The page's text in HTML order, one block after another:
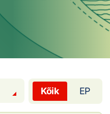
Kõik EP